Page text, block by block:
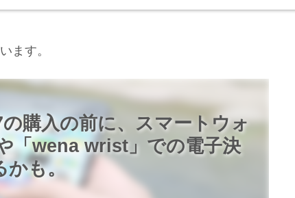
購入の前に、スマートウォ
「wena wrist」での電子決
も。
ます。